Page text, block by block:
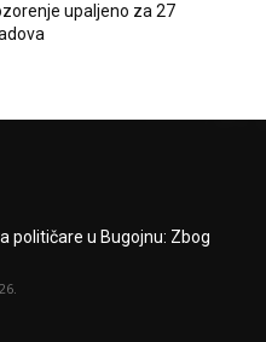
upaljeno za 27
političare u Bugojnu: Zbog